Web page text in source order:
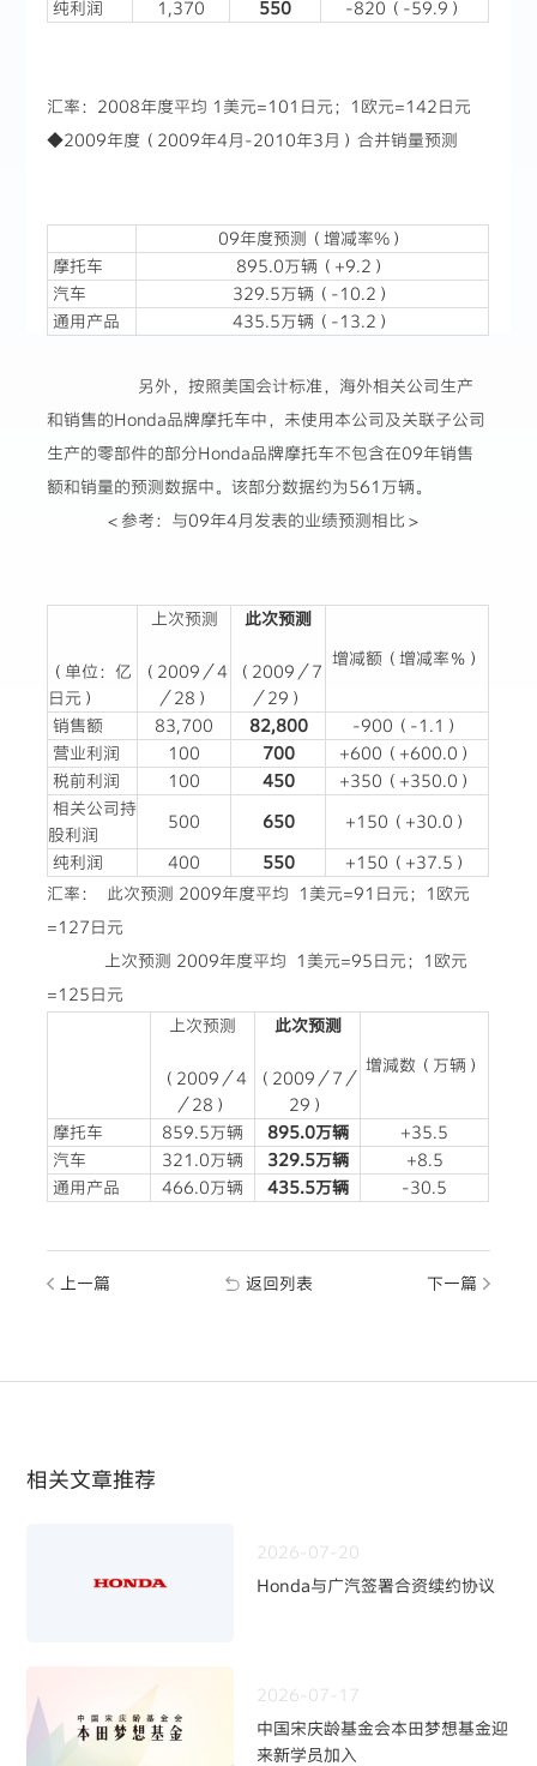
纯利润 1,370 550 -820（-59.9）
汇率：2008年度平均 1美元=101日元；1欧元=142日元
◆2009年度（2009年4月-2010年3月）合并销量预测
09年度预测（增减率%）
摩托车
895.0万辆（+9.2）
汽车
329.5万辆（-10.2）
通用产品
435.5万辆（-13.2）
另外，按照美国会计标准，海外相关公司生产
和销售的Honda品牌摩托车中，未使用本公司及关联子公司
生产的零部件的部分Honda品牌摩托车不包含在09年销售
额和销量的预测数据中。该部分数据约为561万辆。
＜参考：与09年4月发表的业绩预测相比＞
（单位：亿
日元）
上次预测
（2009／4
／28）
此次预测
（2009／7
／29）
增减额（增减率％）
销售额 83,700 82,800
-900（-1.1）
营业利润
100 700
+600（+600.0）
税前利润
100 450
+350（+350.0）
相关公司持
股利润
500 650
+150（+30.0）
纯利润
400 550
+150（+37.5）
汇率： 此次预测 2009年度平均 1美元=91日元；1欧元
=127日元
上次预测 2009年度平均 1美元=95日元；1欧元
=125日元
上次预测
（2009／4
／28）
此次预测
（2009／7／
29）
増減数（万辆）
摩托车 859.5万辆 895.0万辆
+35.5
汽车
321.0万辆 329.5万辆
+8.5
通用产品
466.0万辆 435.5万辆 -30.5
上一篇 返回列表 下一篇
相关文章推荐
2026-07-20
Honda与广汽签署合资续约协议
2026-07-17
中国宋庆龄基金会本田梦想基金迎
来新学员加入